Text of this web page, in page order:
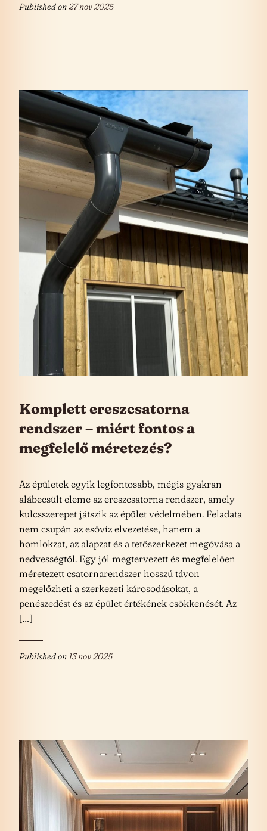
Published on27 nov 2025
Komplett ereszcsatorna
rendszer – miért fontos a
megfelelő méretezés?
Az épületek egyik legfontosabb, mégis gyakran
alábecsült eleme az ereszcsatorna rendszer, amely
kulcsszerepet játszik az épület védelmében. Feladata
nem csupán az esővíz elvezetése, hanem a
homlokzat, az alapzat és a tetőszerkezet megóvása a
nedvességtől. Egy jól megtervezett és megfelelően
méretezett csatornarendszer hosszú távon
megelőzheti a szerkezeti károsodásokat, a
penészedést és az épület értékének csökkenését. Az
[…]
Published on13 nov 2025